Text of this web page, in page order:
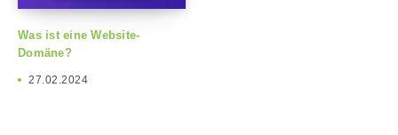
Was ist eine Website-
Domäne?
27.02.2024